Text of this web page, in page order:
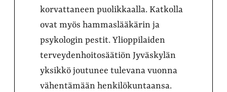
korvattaneen puolikkaalla. Katkolla
ovat myös hammaslääkärin ja
psykologin pestit. Ylioppilaiden
terveydenhoitosäätiön Jyväskylän
yksikkö joutunee tulevana vuonna
vähentämään henkilökuntaansa.